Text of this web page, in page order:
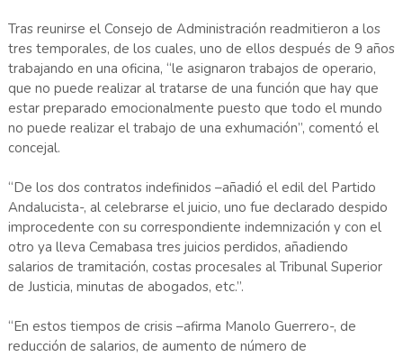
Tras reunirse el Consejo de Administración readmitieron a los
tres temporales, de los cuales, uno de ellos después de 9 años
trabajando en una oficina, “le asignaron trabajos de operario,
que no puede realizar al tratarse de una función que hay que
estar preparado emocionalmente puesto que todo el mundo
no puede realizar el trabajo de una exhumación”, comentó el
concejal.
“De los dos contratos indefinidos –añadió el edil del Partido
Andalucista-, al celebrarse el juicio, uno fue declarado despido
improcedente con su correspondiente indemnización y con el
otro ya lleva Cemabasa tres juicios perdidos, añadiendo
salarios de tramitación, costas procesales al Tribunal Superior
de Justicia, minutas de abogados, etc.”.
“En estos tiempos de crisis –afirma Manolo Guerrero-, de
reducción de salarios, de aumento de número de